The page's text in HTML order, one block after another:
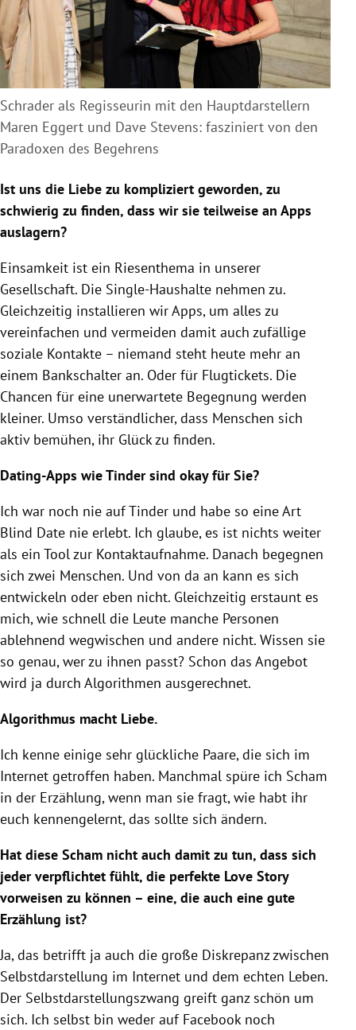
Schrader als Regisseurin mit den Hauptdarstellern
Maren Eggert und Dave Stevens: fasziniert von den
Paradoxen des Begehrens
Ist uns die Liebe zu kompliziert geworden, zu
schwierig zu finden, dass wir sie teilweise an Apps
auslagern?
Einsamkeit ist ein Riesenthema in unserer
Gesellschaft. Die Single-Haushalte nehmen zu.
Gleichzeitig installieren wir Apps, um alles zu
vereinfachen und vermeiden damit auch zufällige
soziale Kontakte – niemand steht heute mehr an
einem Bankschalter an. Oder für Flugtickets. Die
Chancen für eine unerwartete Begegnung werden
kleiner. Umso verständlicher, dass Menschen sich
aktiv bemühen, ihr Glück zu finden.
Dating-Apps wie Tinder sind okay für Sie?
Ich war noch nie auf Tinder und habe so eine Art
Blind Date nie erlebt. Ich glaube, es ist nichts weiter
als ein Tool zur Kontaktaufnahme. Danach begegnen
sich zwei Menschen. Und von da an kann es sich
entwickeln oder eben nicht. Gleichzeitig erstaunt es
mich, wie schnell die Leute manche Personen
ablehnend wegwischen und andere nicht. Wissen sie
so genau, wer zu ihnen passt? Schon das Angebot
wird ja durch Algorithmen ausgerechnet.
Algorithmus macht Liebe.
Ich kenne einige sehr glückliche Paare, die sich im
Internet getroffen haben. Manchmal spüre ich Scham
in der Erzählung, wenn man sie fragt, wie habt ihr
euch kennengelernt, das sollte sich ändern.
Hat diese Scham nicht auch damit zu tun, dass sich
jeder verpflichtet fühlt, die perfekte Love Story
vorweisen zu können – eine, die auch eine gute
Erzählung ist?
Ja, das betrifft ja auch die große Diskrepanz zwischen
Selbstdarstellung im Internet und dem echten Leben.
Der Selbstdarstellungszwang greift ganz schön um
sich. Ich selbst bin weder auf Facebook noch